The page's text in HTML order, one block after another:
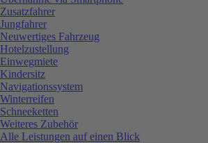
Zusatzfahrer
Jungfahrer
Neuwertiges Fahrzeug
Hotelzustellung
Einwegmiete
Kindersitz
Navigationssystem
Winterreifen
Schneeketten
Weiteres Zubehör
Alle Leistungen auf einen Blick